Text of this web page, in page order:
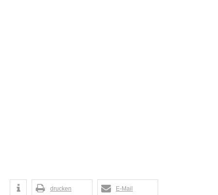
drucken E-Mail